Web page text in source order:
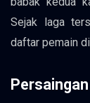
Sejak laga
daftar pemain